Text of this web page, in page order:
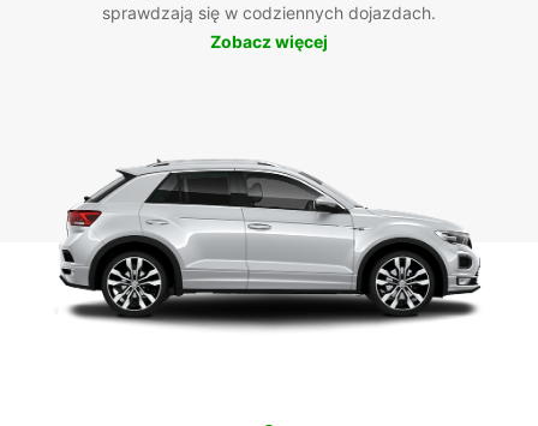
sprawdzają się w codziennych dojazdach.
Zobacz więcej